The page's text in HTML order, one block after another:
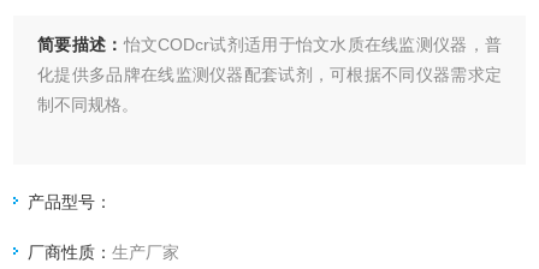
简要描述：怡文CODcr试剂适用于怡文水质在线监测仪器，普
化提供多品牌在线监测仪器配套试剂，可根据不同仪器需求定
制不同规格。
产品型号：
厂商性质：生产厂家